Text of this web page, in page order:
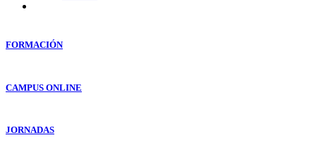
FORMACIÓN
CAMPUS ONLINE
JORNADAS